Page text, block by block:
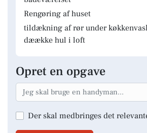
Rengøring af huset
tildækning af rør under
dæække hul i loft
Opret en opgave
Der skal medbringes det